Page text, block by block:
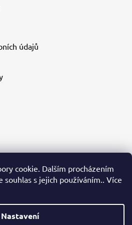
cookie. Dalším procházením
s jejich používáním.. Více
Nastavení
údajů